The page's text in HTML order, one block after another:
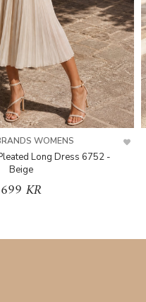
WOMENS
Long Dress 6752 -
Beige
699 KR